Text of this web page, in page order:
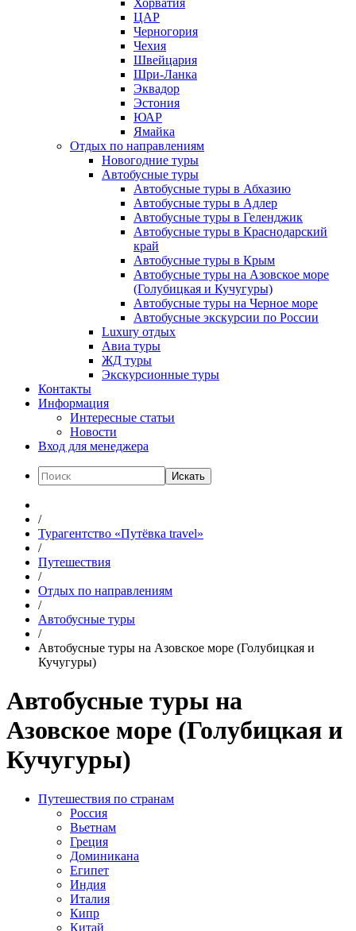
Хорватия
ЦАР
Черногория
Чехия
Швейцария
Шри-Ланка
Эквадор
Эстония
ЮАР
Ямайка
Отдых по направлениям
Новогодние туры
Автобусные туры
Автобусные туры в Абхазию
Автобусные туры в Адлер
Автобусные туры в Геленджик
Автобусные туры в Краснодарский
край
Автобусные туры в Крым
Автобусные туры на Азовское море
(Голубицкая и Кучугуры)
Автобусные туры на Черное море
Автобусные экскурсии по России
Luxury отдых
Авиа туры
ЖД туры
Экскурсионные туры
Контакты
Информация
Интересные статьи
Новости
Вход для менеджера
Искать
/
Турагентство «Путёвка travel»
/
Путешествия
/
Отдых по направлениям
/
Автобусные туры
/
Автобусные туры на Азовское море (Голубицкая и
Кучугуры)
Автобусные туры на
Азовское море (Голубицкая и
Кучугуры)
Путешествия по странам
Россия
Вьетнам
Греция
Доминикана
Египет
Индия
Италия
Кипр
Китай